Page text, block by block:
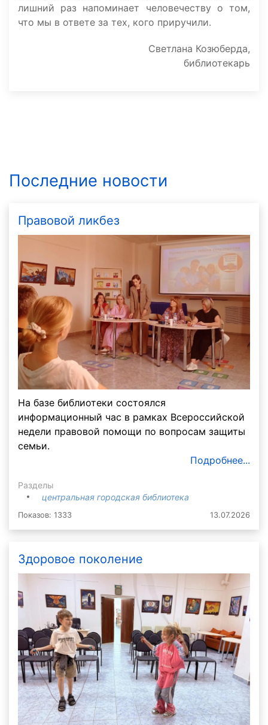
лишний раз напоминает человечеству о том,
что мы в ответе за тех, кого приручили.
Светлана Козюберда,
библиотекарь
Последние новости
Правовой ликбез
На базе библиотеки состоялся
информационный час в рамках Всероссийской
недели правовой помощи по вопросам защиты
семьи.
Подробнее...
Разделы
центральная городская библиотека
Показов: 1333 13.07.2026
Здоровое поколение